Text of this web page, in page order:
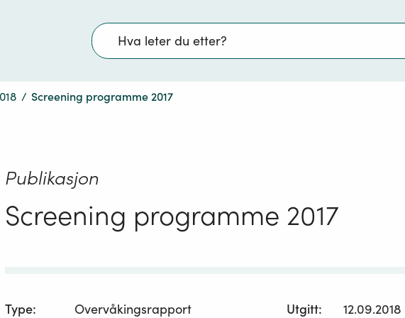
Søk
/ Screening programme 2017
Publikasjon
Screening programme 2017
Type: Overvåkingsrapport Utgitt:
12.09.2018